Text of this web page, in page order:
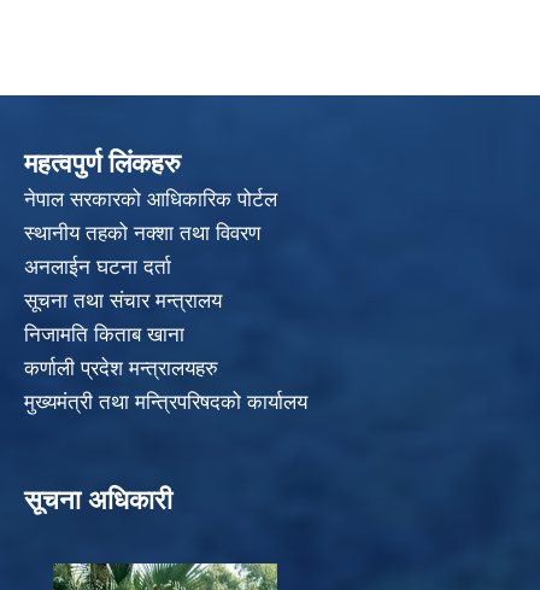
महत्वपुर्ण लिंकहरु
नेपाल सरकारको आधिकारिक पोर्टल
स्थानीय तहको नक्शा तथा विवरण
अनलाईन घटना दर्ता
सूचना तथा संचार मन्त्रालय
निजामति किताब खाना
कर्णाली प्रदेश मन्त्रालयहरु
मुख्यमंत्री तथा मन्त्रिपरिषदको कार्यालय
सूचना अधिकारी